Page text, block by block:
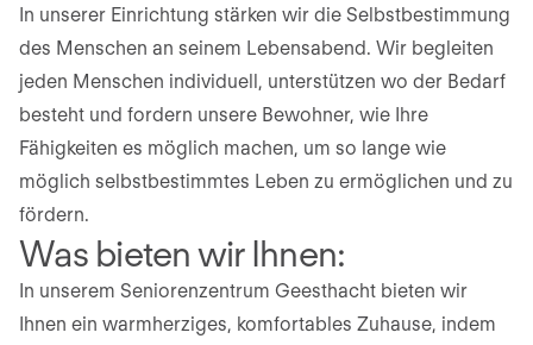
In unserer Einrichtung stärken wir die Selbstbestimmung
des Menschen an seinem Lebensabend. Wir begleiten
jeden Menschen individuell, unterstützen wo der Bedarf
besteht und fordern unsere Bewohner, wie Ihre
Fähigkeiten es möglich machen, um so lange wie
möglich selbstbestimmtes Leben zu ermöglichen und zu
fördern.
Was bieten wir Ihnen:
In unserem Seniorenzentrum Geesthacht bieten wir
Ihnen ein warmherziges, komfortables Zuhause, indem